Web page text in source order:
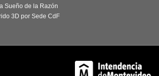
Sueño de la Razón
3D por Sede CdF